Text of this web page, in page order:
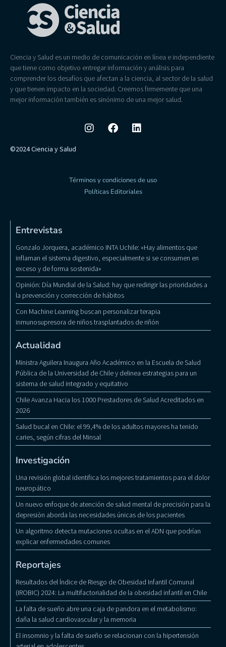
Ciencia y Salud es un medio de comunicación en línea e independiente
que tiene como objetivo entregar información y análisis para
comprender los desafíos que afectan a la ciencia, al sector de la salud
y que tienen impacto en la sociedad. Creemos firmemente que una
mejor información también es sinónimo de una mejor salud.
©2024 Ciencia y Salud
Términos y condiciones de uso
Políticas Editoriales
Entrevistas
Gonzalo Jorquera, académico INTA Uchile: «Hay alimentos que
inflaman el sistema digestivo, especialmente si se consumen en
exceso y de forma sostenida»
Opinión: Día Mundial de la Salud: hay que redirigir las prioridades a
la prevención y corrección de hábitos
Con Machine Learning buscan personalizar terapia
inmunosupresora de niños trasplantados de riñón
Actualidad
Ministra Aguilera Inaugura Año Académico en la Escuela de Salud
Pública de la Universidad de Chile y delinea estrategias para un
sistema de salud integrado y equitativo
Chile Avanza Hacia los 1000 Prestadores de Salud Acreditados en
2026
Salud bucal en Chile: el 99,4% de los adultos mayores ha tenido
caries, según cifras del Minsal
Investigación
Una revisión global identifica los mejores tratamientos para el dolor
neuropático
Un nuevo enfoque de atención de salud mental de precisión para la
depresión aborda las necesidades únicas de los pacientes
Un algoritmo detecta mutaciones ocultas en el ADN que podrían
explicar enfermedades comunes
Reportajes
Resultados del Índice de Riesgo de Obesidad Infantil Comunal
(IROBIC) 2024: La multifactorialidad de la obesidad infantil en Chile
La falta de sueño abre una caja de pandora en el metabolismo:
daña la salud cardiovascular y la memoria
El insomnio y la falta de sueño se relacionan con la hipertensión